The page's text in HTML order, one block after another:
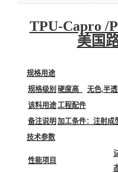
TPU-Capro /
美国
规格用途
规格级别 硬度高
无色,半
该料用途工程配件
备注说明 加工条件：注射成
技术参数
性能项目